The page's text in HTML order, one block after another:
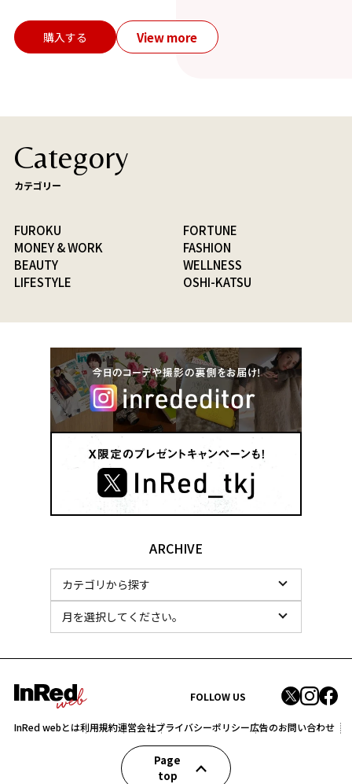
購入する View more
Category
カテゴリー
FUROKU
FORTUNE
MONEY & WORK
FASHION
BEAUTY
WELLNESS
LIFESTYLE
OSHI-KATSU
ARCHIVE
FOLLOW US
InRed webとは利用規約運営会社プライバシーポリシー広告のお問い合わせ
Page
top